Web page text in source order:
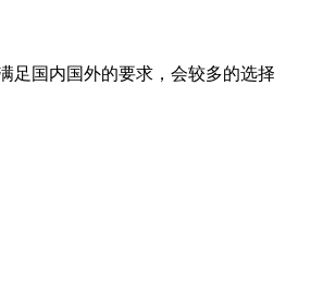
足国内国外的要求，会较多的选择